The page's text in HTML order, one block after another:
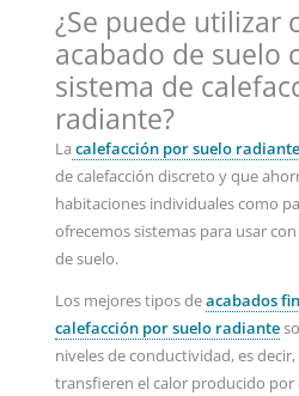
¿Se puede utilizar
acabado de suelo
sistema de
radiante?
La calefacción por suelo radiante
de calefacción discreto y que
habitaciones individuales como
ofrecemos sistemas para usar
de suelo.
Los mejores tipos deacabados
calefacción por suelo radiante
niveles de conductividad, es
transfieren el calor producido por